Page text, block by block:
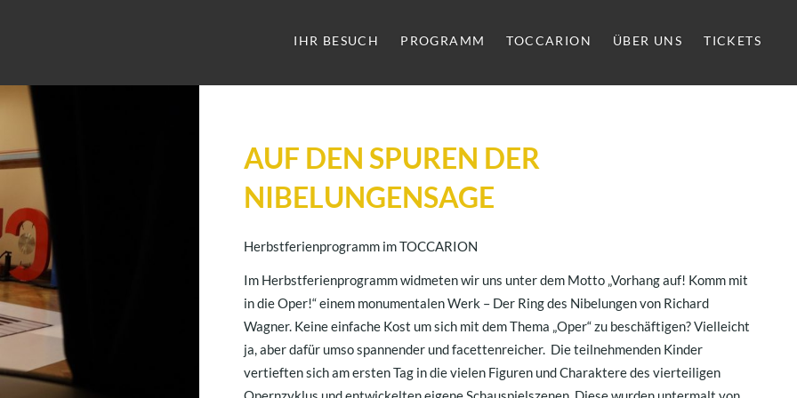
IHR BESUCH PROGRAMM TOCCARION ÜBER UNS TICKETS
AUF DEN SPUREN DER
NIBELUNGENSAGE
Herbstferienprogramm im TOCCARION
Im Herbstferienprogramm widmeten wir uns unter dem Motto „Vorhang auf! Komm mit
in die Oper!“ einem monumentalen Werk – Der Ring des Nibelungen von Richard
Wagner. Keine einfache Kost um sich mit dem Thema „Oper“ zu beschäftigen? Vielleicht
ja, aber dafür umso spannender und facettenreicher. Die teilnehmenden Kinder
vertieften sich am ersten Tag in die vielen Figuren und Charaktere des vierteiligen